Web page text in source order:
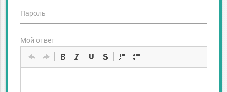
Пароль
Мой ответ